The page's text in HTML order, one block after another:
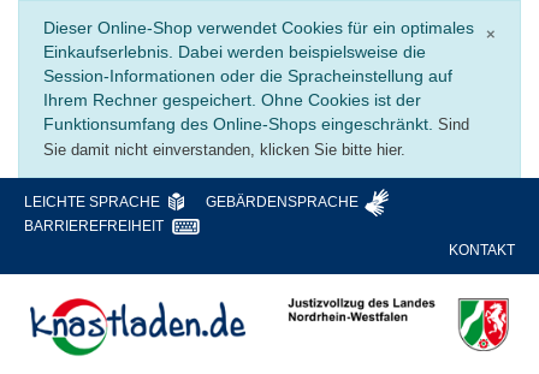
×
Dieser Online-Shop verwendet Cookies für ein optimales
Einkaufserlebnis. Dabei werden beispielsweise die
Session-Informationen oder die Spracheinstellung auf
Ihrem Rechner gespeichert. Ohne Cookies ist der
Funktionsumfang des Online-Shops eingeschränkt. Sind
Sie damit nicht einverstanden, klicken Sie bitte hier.
LEICHTE SPRACHE
GEBÄRDENSPRACHE
BARRIEREFREIHEIT
KONTAKT